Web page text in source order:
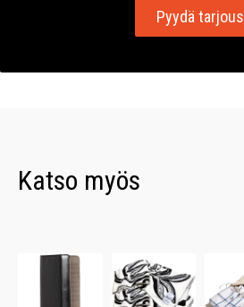
Pyydä tarjous
Katso myös